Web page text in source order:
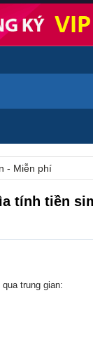
- Miễn phí
tính tiền
trung gian: